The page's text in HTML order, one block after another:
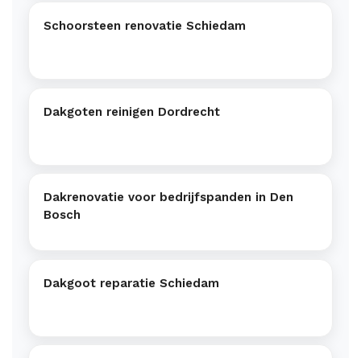
Schoorsteen renovatie Schiedam
Dakgoten reinigen Dordrecht
Dakrenovatie voor bedrijfspanden in Den
Bosch
Dakgoot reparatie Schiedam